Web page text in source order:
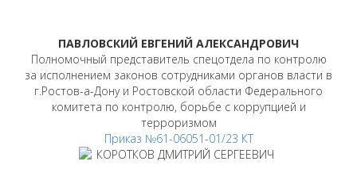
ПАВЛОВСКИЙ ЕВГЕНИЙ АЛЕКСАНДРОВИЧ
Полномочный представитель спецотдела по контролю
за исполнением законов сотрудниками органов власти в
г.Ростов-а-Дону и Ростовской области Федерального
комитета по контролю, борьбе с коррупцией и
терроризмом
Приказ №61-06051-01/23 КТ